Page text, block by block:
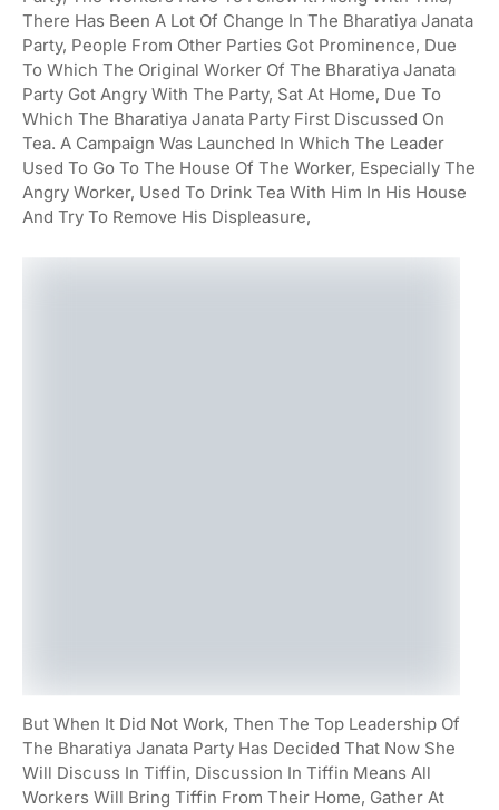
There Has Been A Lot Of Change In The Bharatiya Janata
Party, People From Other Parties Got Prominence, Due
To Which The Original Worker Of The Bharatiya Janata
Party Got Angry With The Party, Sat At Home, Due To
Which The Bharatiya Janata Party First Discussed On
Tea. A Campaign Was Launched In Which The Leader
Used To Go To The House Of The Worker, Especially The
Angry Worker, Used To Drink Tea With Him In His House
And Try To Remove His Displeasure,
But When It Did Not Work, Then The Top Leadership Of
The Bharatiya Janata Party Has Decided That Now She
Will Discuss In Tiffin, Discussion In Tiffin Means All
Workers Will Bring Tiffin From Their Home, Gather At